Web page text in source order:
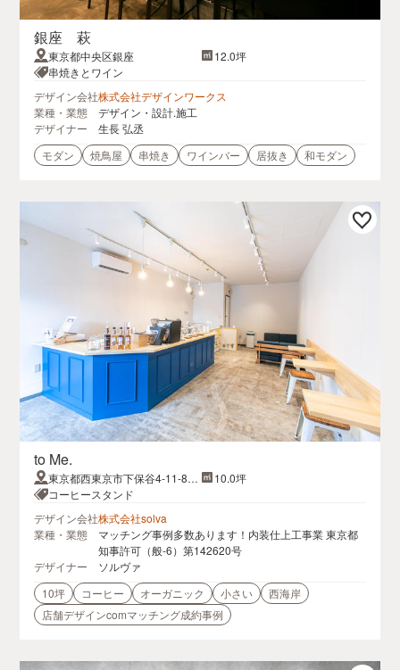
銀座 萩
東京都中央区銀座
12.0坪
串焼きとワイン
デザイン会社株式会社デザインワークス
業種・業態
デザイン・設計.施工
デザイナー
生長 弘丞
モダン
焼鳥屋 串焼き ワインバー 居抜き 和モダン
to Me.
東京都西東京市下保谷4-11-8プ
チコーポ1F
10.0坪
コーヒースタンド
デザイン会社株式会社solva
業種・業態
マッチング事例多数あります！内装仕上工事業 東京都
知事許可（般-6）第142620号
デザイナー
ソルヴァ
10坪
コーヒー オーガニック 小さい
西海岸
店舗デザインcomマッチング成約事例